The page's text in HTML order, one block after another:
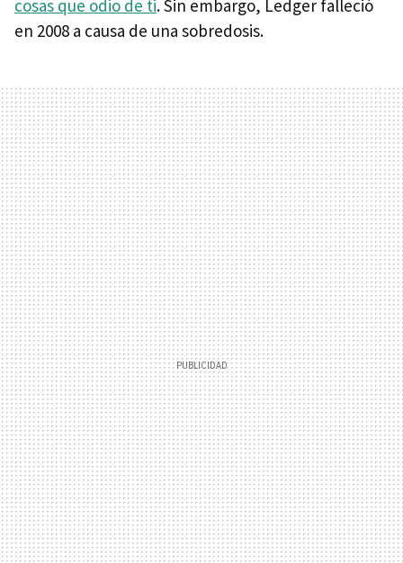
cosas que odio de ti. Sin embargo, Ledger falleció
en 2008 a causa de una sobredosis.